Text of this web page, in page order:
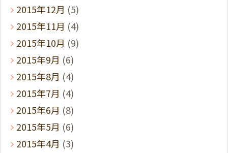
2015年12月 (5)
2015年11月 (4)
2015年10月 (9)
2015年9月 (6)
2015年8月 (4)
2015年7月 (4)
2015年6月 (8)
2015年5月 (6)
2015年4月 (3)